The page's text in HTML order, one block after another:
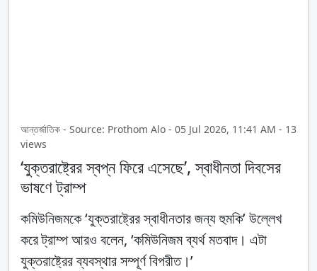
আন্তর্জাতিক - Source: Prothom Alo - 05 Jul 2026, 11:41 AM - 13
views
‘যুক্তরাষ্ট্রের স্বপ্ন ফিরে এসেছে’, স্বাধীনতা দিবসের
ভাষণে ট্রাম্প
কমিউনিজমকে ‘যুক্তরাষ্ট্রের স্বাধীনতার জন্য হুমকি’ উল্লেখ
করে ট্রাম্প আরও বলেন, ‘কমিউনিজম ব্যর্থ মতবাদ। এটা
যুক্তরাষ্ট্রের ব্যবস্থার সম্পূর্ণ বিপরীত।’